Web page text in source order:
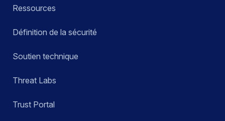
Ressources
Définition de la sécurité
Soutien technique
Threat Labs
Trust Portal